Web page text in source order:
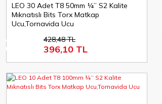
LEO 30 Adet T8 50mm ¼’’ S2 Kalite
Mıknatıslı Bits Torx Matkap
Ucu,Tornavida Ucu
%8
indirim
428,48 TL
396,10 TL